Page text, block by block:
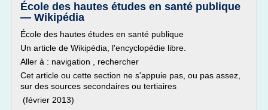
École des hautes études en santé publique
— Wikipédia
École des hautes études en santé publique
Un article de Wikipédia, l'encyclopédie libre.
Aller à : navigation , rechercher
Cet article ou cette section ne s'appuie pas, ou pas assez,
sur des sources secondaires ou tertiaires
(février 2013)